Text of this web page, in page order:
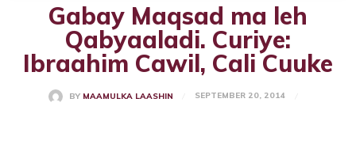
Gabay Maqsad ma leh
Qabyaaladi. Curiye:
Ibraahim Cawil, Cali Cuuke
BY MAAMULKA LAASHIN SEPTEMBER 20, 2014